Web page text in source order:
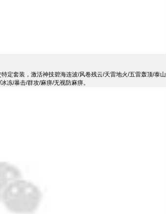
定套装，激活神技碧海连波/风卷残云/天雷地火/五雷轰顶/泰山
冻/暴击/群攻/麻痹/无视防麻痹。